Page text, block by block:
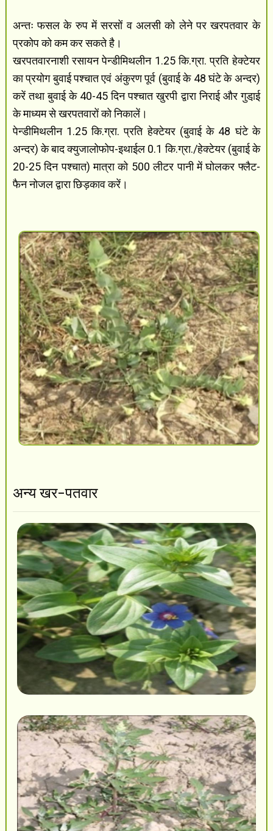
अन्तः फसल के रुप में सरसों व अलसी को लेने पर खरपतवार के
प्रकोप को कम कर सकते है।
खरपतवारनाशी रसायन पेन्डीमिथलीन 1.25 कि.ग्रा. प्रति हेक्टेयर
का प्रयोग बुवाई पश्चात एवं अंकुरण पूर्व (बुवाई के 48 घंटे के अन्दर)
करें तथा बुवाई के 40-45 दिन पश्चात खुरपी द्वारा निराई और गुडा़ई
के माध्यम से खरपतवारों को निकालें।
पेन्डीमिथलीन 1.25 कि.ग्रा. प्रति हेक्टेयर (बुवाई के 48 घंटे के
अन्दर) के बाद क्युजालोफोप-इथाईल 0.1 कि.ग्रा./हेक्टेयर (बुवाई के
20-25 दिन पश्चात) मात्रा को 500 लीटर पानी में घोलकर फ्लैट-
फैन नोजल द्वारा छिड़काव करें।
अन्य खर-पतवार